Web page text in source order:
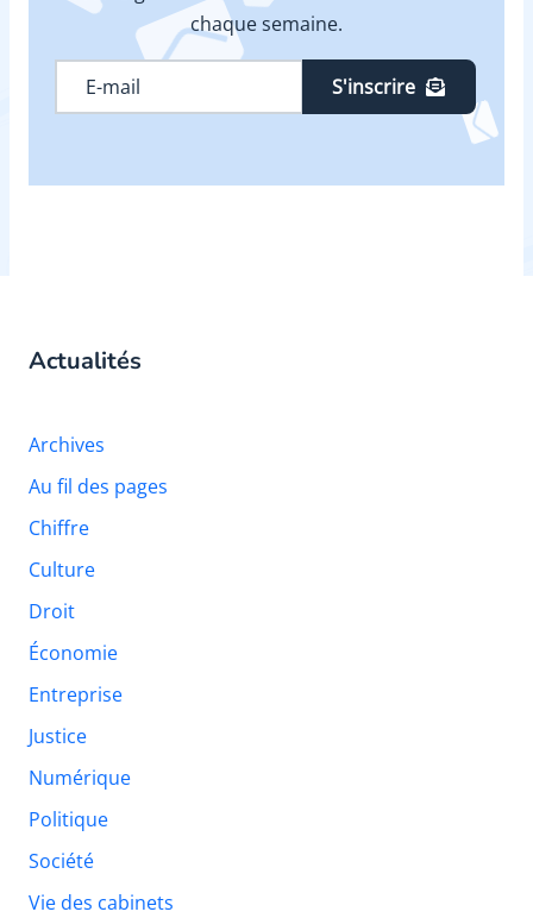
chaque semaine.
S'inscrire
Actualités
Archives
Au fil des pages
Chiffre
Culture
Droit
Économie
Entreprise
Justice
Numérique
Politique
Société
Vie des cabinets